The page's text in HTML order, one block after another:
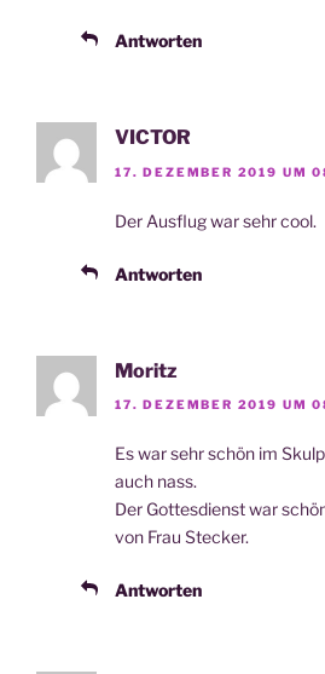
Antworten
VICTOR
17. DEZEMBER 2019 UM
Der Aus­flug war sehr cool.
Antworten
Moritz
17. DEZEMBER 2019 UM
Es war sehr schön im
auch nass.
Der Got­tes­dienst war
von Frau Stecker.
Antworten